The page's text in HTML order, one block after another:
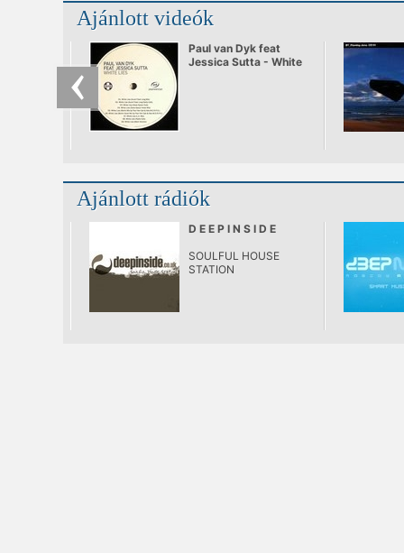
Ajánlott videók
Paul van Dyk feat
Jessica Sutta - White
Ajánlott rádiók
D E E P I N S I D E
SOULFUL HOUSE
STATION